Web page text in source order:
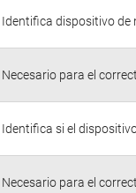
Identifica dispositivo de
Necesario para el
Identifica si el
Necesario para el